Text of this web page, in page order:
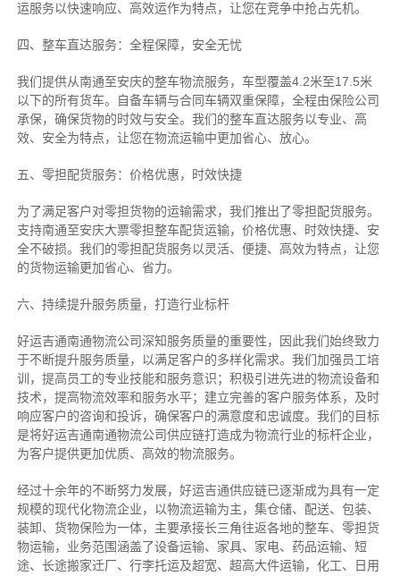
运服务以快速响应、高效运作为特点，让您在竞争中抢占先机。
四、整车直达服务：全程保障，安全无忧
我们提供从南通至安庆的整车物流服务，车型覆盖4.2米至17.5米
以下的所有货车。自备车辆与合同车辆双重保障，全程由保险公司
承保，确保货物的时效与安全。我们的整车直达服务以专业、高
效、安全为特点，让您在物流运输中更加省心、放心。
五、零担配货服务：价格优惠，时效快捷
为了满足客户对零担货物的运输需求，我们推出了零担配货服务。
支持南通至安庆大票零担整车配货运输，价格优惠、时效快捷、安
全不破损。我们的零担配货服务以灵活、便捷、高效为特点，让您
的货物运输更加省心、省力。
六、持续提升服务质量，打造行业标杆
好运吉通南通物流公司深知服务质量的重要性，因此我们始终致力
于不断提升服务质量，以满足客户的多样化需求。我们加强员工培
训，提高员工的专业技能和服务意识；积极引进先进的物流设备和
技术，提高物流效率和服务水平；建立完善的客户服务体系，及时
响应客户的咨询和投诉，确保客户的满意度和忠诚度。我们的目标
是将好运吉通南通物流公司供应链打造成为物流行业的标杆企业，
为客户提供更加优质、高效的物流服务。
经过十余年的不断努力发展，好运吉通供应链已逐渐成为具有一定
规模的现代化物流企业，以物流运输为主，集仓储、配送、包装、
装卸、货物保险为一体，主要承接长三角往返各地的整车、零担货
物运输，业务范围涵盖了设备运输、家具、家电、药品运输、短
途、长途搬家迁厂、行李托运及超宽、超高大件运输，化工、日用